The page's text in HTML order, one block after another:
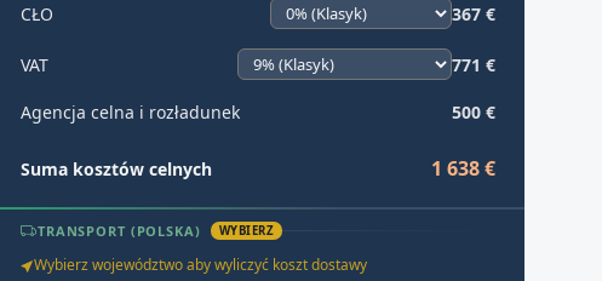
CŁO 367 €
VAT 771 €
Agencja celna i rozładunek 500 €
Suma kosztów celnych 1 638 €
TRANSPORT (POLSKA) WYBIERZ
Wybierz województwo aby wyliczyć koszt dostawy